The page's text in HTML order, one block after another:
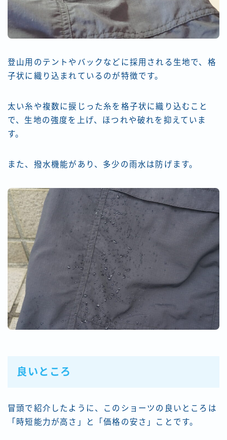
登山用のテントやバックなどに採用される生地で、格
子状に織り込まれているのが特徴です。
太い糸や複数に捩じった糸を格子状に織り込むこと
で、生地の強度を上げ、ほつれや破れを抑えていま
す。
また、撥水機能があり、多少の雨水は防げます。
良いところ
冒頭で紹介したように、このショーツの良いところは
「時短能力が高さ」と「価格の安さ」ことです。